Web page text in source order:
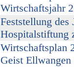
Wirtschaftsjahr
Feststellung des
Hospitalstiftung
Wirtschaftsplan
Geist Ellwangen